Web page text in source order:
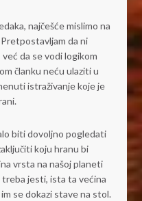
najčešće mislimo na
da ni
da se vodi logikom
članku neću ulaziti u
istraživanje koje je
biti dovoljno pogledati
koju hranu bi
vrsta na našoj planeti
jesti, ista ta većina
se dokazi stave na stol.